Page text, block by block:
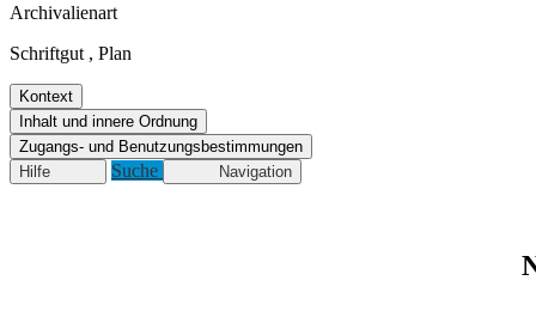
Archivalienart
Schriftgut , Plan
Kontext
Inhalt und innere Ordnung
Zugangs- und Benutzungsbestimmungen
Hilfe
Suche Navigation